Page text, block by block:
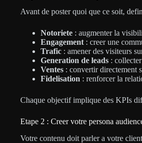
Avant de poster quoi que ce soit,
Notoriete : augmenter la
Engagement : creer une
Trafic : amener des visiteurs
Generation de leads :
Ventes : convertir directement
Fidelisation : renforcer la
Chaque objectif implique des KPIs
Etape 2 : Creer votre persona
Votre contenu doit parler a votre